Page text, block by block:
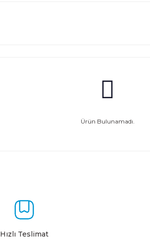
Ürün Bulunamadı.
Hızlı Teslimat